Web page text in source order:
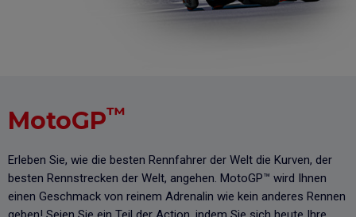
MotoGP™
Erleben Sie, wie die besten Rennfahrer der Welt die Kurven, der
besten Rennstrecken der Welt, angehen. MotoGP™ wird Ihnen
einen Geschmack von reinem Adrenalin wie kein anderes Rennen